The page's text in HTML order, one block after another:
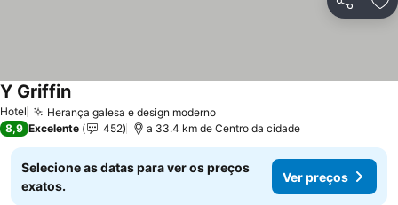
Partilhar
Hotel Herança galesa e design modernoVer preços
Y GriffinVer preços
8,9 Excelente 452 a 33.4 km de Centro da cidade
Selecione as datas para ver os preços
exatos.
Ver preços